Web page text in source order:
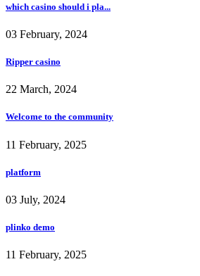
which casino should i pla...
03 February, 2024
Ripper casino
22 March, 2024
Welcome to the community
11 February, 2025
platform
03 July, 2024
plinko demo
11 February, 2025